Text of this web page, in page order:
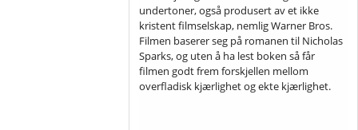
undertoner, også produsert av et ikke
kristent filmselskap, nemlig Warner Bros.
Filmen baserer seg på romanen til Nicholas
Sparks, og uten å ha lest boken så får
filmen godt frem forskjellen mellom
overfladisk kjærlighet og ekte kjærlighet.